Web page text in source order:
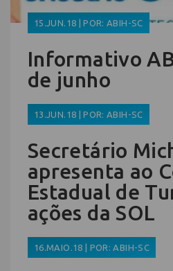
15.JUN.18 | POR: ABIH-SC
Informativo
de junho
13.JUN.18 | POR: ABIH-SC
Secretário
apresenta ao
Estadual de
ações da SOL
16.MAIO.18 | POR: ABIH-SC